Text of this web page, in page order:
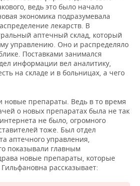
ведь это было начало
экономика подразумевала
лекарств. В
аптечный склад, который
управлению. Оно и распределяло
Поставками занимался
информации вел аналитику,
на складе и в больницах, а чего
новые препараты. Ведь в то время
о новых препаратах была не так
не было, огромного
тоже. Был отдел
аптечного управления,
показывали главным
новые препараты, которые
рассказывает: